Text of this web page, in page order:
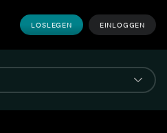
LOSLEGEN EINLOGGEN